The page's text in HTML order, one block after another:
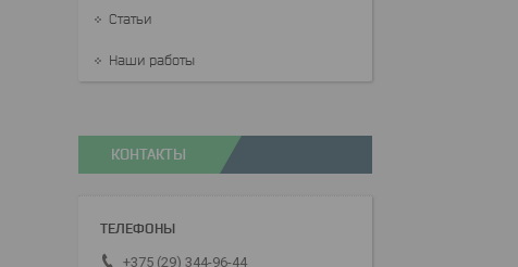
Статьи
Наши работы
КОНТАКТЫ
+375 (29) 344-96-44